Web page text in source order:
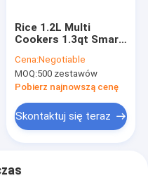
Rice 1.2L Multi
Cookers 1.3qt Smart
Fronton Coating
Cena:Negotiable
MOQ:500 zestawów
Pobierz najnowszą cenę
Skontaktuj się teraz